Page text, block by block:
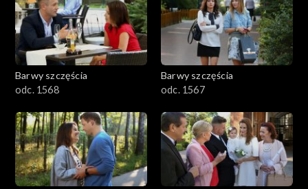
Barwy szczęścia
odc. 1568
Barwy szczęścia
odc. 1567